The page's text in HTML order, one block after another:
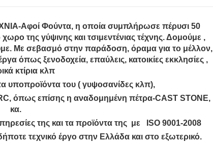
Αφοί Φούντα, η οποία συμπλήρωσε πέρυσι 50
της γύψινης και τσιμεντένιας τέχνης. Δομούμε ,
Με σεβασμό στην παράδοση, όραμα για το μέλλον,
όπως ξενοδοχεία, επαύλεις, κατοικίες εκκλησίες ,
κτίρια κλπ
υποπροϊόντα του ( γυψοσανίδες κλπ),
όπως επίσης η αναδομημένη πέτρα-CAST STONE,
κα.
της και τα προϊόντα της με
ISO 9001-2008
τεχνικό έργο στην Ελλάδα και στο εξωτερικό.